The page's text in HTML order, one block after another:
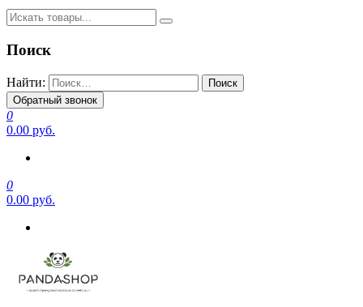
Поиск
Найти:
Обратный звонок
0
0.00 руб.
0
0.00 руб.